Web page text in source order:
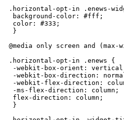
.horizontal-opt-in .enews-
background-color: #fff;
color: #333;
}
@media only screen and
.horizontal-opt-in .enews {
-webkit-box-orient:
-webkit-box-direction:
-webkit-flex-direction:
-ms-flex-direction: column;
flex-direction: column;
}